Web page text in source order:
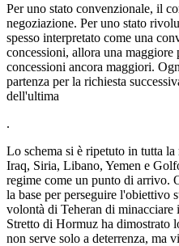
Per uno stato convenzionale, il
negoziazione. Per uno stato
spesso interpretato come una
concessioni, allora una maggiore
concessioni ancora maggiori.
partenza per la richiesta
dell'ultima
.
Lo schema si è ripetuto in tutta
Iraq, Siria, Libano, Yemen e
regime come un punto di arrivo.
la base per perseguire l'obiettivo
volontà di Teheran di
Stretto di Hormuz ha dimostrato
non serve solo a deterrenza, ma